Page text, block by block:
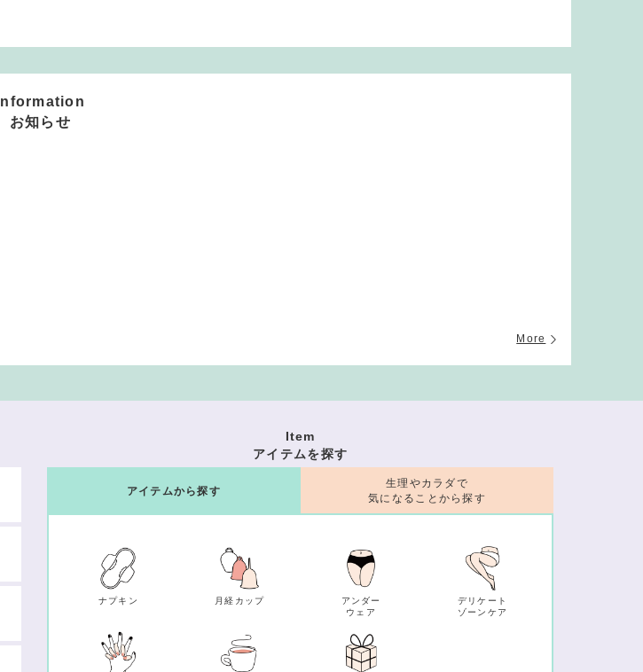
Information
お知らせ
More
Item
アイテムを探す
アイテムから探す
ナプキン 月経カップ
アンダー
ウェア
デリケート
ゾーンケア
生理やカラダで
気になることから探す